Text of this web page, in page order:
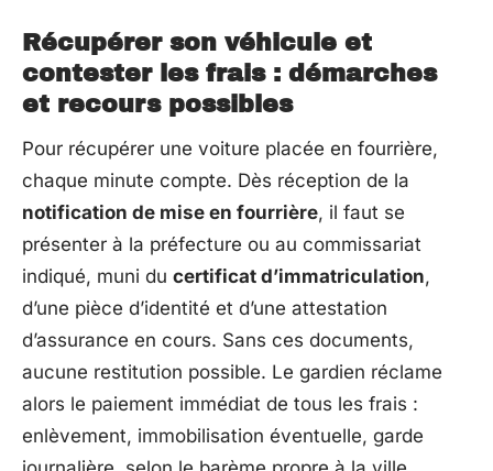
Récupérer son véhicule et
contester les frais : démarches
et recours possibles
Pour récupérer une voiture placée en fourrière,
chaque minute compte. Dès réception de la
notification de mise en fourrière, il faut se
présenter à la préfecture ou au commissariat
indiqué, muni du certificat d’immatriculation,
d’une pièce d’identité et d’une attestation
d’assurance en cours. Sans ces documents,
aucune restitution possible. Le gardien réclame
alors le paiement immédiat de tous les frais :
enlèvement, immobilisation éventuelle, garde